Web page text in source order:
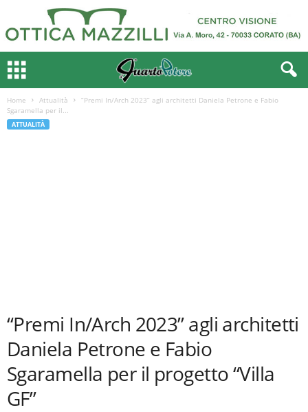
Home Attualità
“Premi In/Arch 2023” agli architetti Daniela Petrone e Fabio
Sgaramella per il...
ATTUALITÀ
“Premi In/Arch 2023” agli architetti
Daniela Petrone e Fabio
Sgaramella per il progetto “Villa
GF”